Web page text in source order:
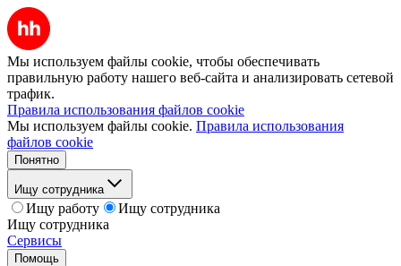
Мы используем файлы cookie, чтобы обеспечивать
правильную работу нашего веб-сайта и анализировать сетевой
трафик.
Правила использования файлов cookie
Мы используем файлы cookie. Правила использования
файлов cookie
Понятно
Ищу сотрудника
Ищу работу
Ищу сотрудника
Ищу сотрудника
Сервисы
Помощь